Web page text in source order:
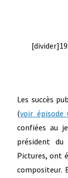
Les succès
(voir épisode
confiées au
président du
Pictures, ont
compositeur.